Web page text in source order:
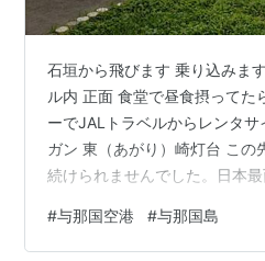
石垣から飛びます 乗り込みま
ル内 正面 食堂で昼食摂ってた
ーでJALトラベルからレンタサ
ガン 東（あがり）崎灯台 この
続けられませんでした。日本
船で来たい。 －つづく－ th-
#与那国空港 #与那国島